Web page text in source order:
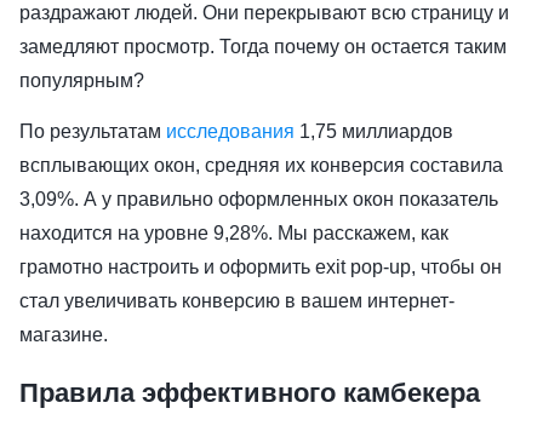
раздражают людей. Они перекрывают всю страницу и
замедляют просмотр. Тогда почему он остается таким
популярным?
По результатам исследования 1,75 миллиардов
всплывающих окон, средняя их конверсия составила
3,09%. А у правильно оформленных окон показатель
находится на уровне 9,28%. Мы расскажем, как
грамотно настроить и оформить exit pop-up, чтобы он
стал увеличивать конверсию в вашем интернет-
магазине.
Правила эффективного камбекера